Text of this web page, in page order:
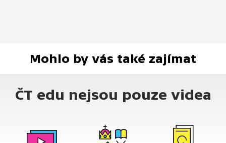
Mohlo by vás také zajímat
ČT edu nejsou pouze videa